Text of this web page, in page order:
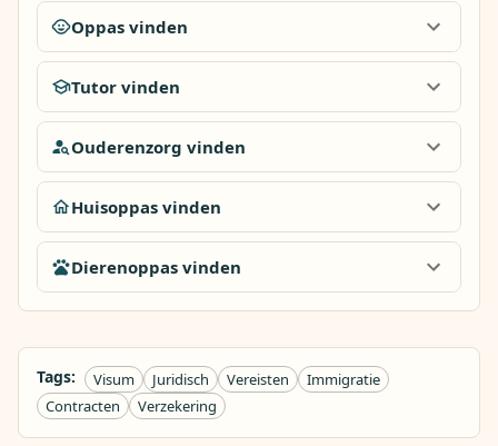
Oppas vinden
Tutor vinden
Ouderenzorg vinden
Huisoppas vinden
Dierenoppas vinden
Tags: Visum Juridisch Vereisten
Immigratie
Contracten
Verzekering